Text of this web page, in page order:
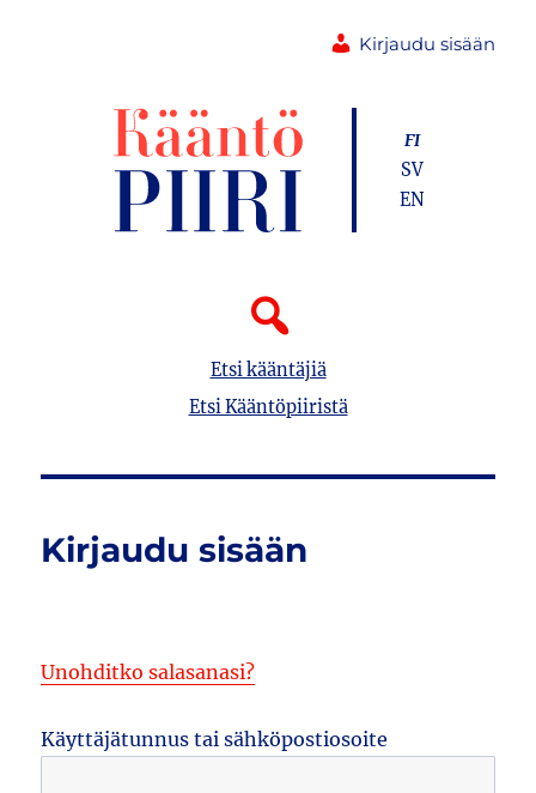
Kirjaudu sisään
Etsi kääntäjiä
Etsi Kääntöpiiristä
FI
SV
EN
Kirjaudu sisään
Unohditko salasanasi?
Käyttäjätunnus tai sähköpostiosoite